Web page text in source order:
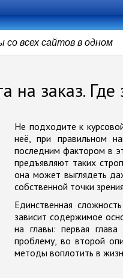
всех сайтов в одном
на заказ.
Не подходите к
неё, при правильном
последним фактором в
предъявляют таких
она может выглядеть
собственной точки
Единственная
зависит содержимое
на главы: первая
проблему, во второй
методы воплотить в